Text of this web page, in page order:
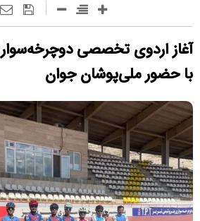
آغاز اردوی تخصصی
با حضور ملی‌پوشان جوان